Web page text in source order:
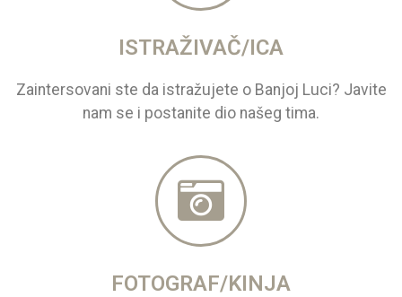
ISTRAŽIVAČ/ICA
Zaintersovani ste da istražujete o Banjoj Luci? Javite
nam se i postanite dio našeg tima.
FOTOGRAF/KINJA